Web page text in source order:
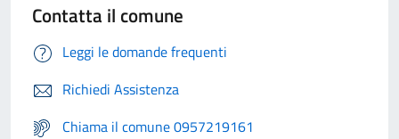
Contatta il comune
Leggi le domande frequenti
Richiedi Assistenza
Chiama il comune 0957219161